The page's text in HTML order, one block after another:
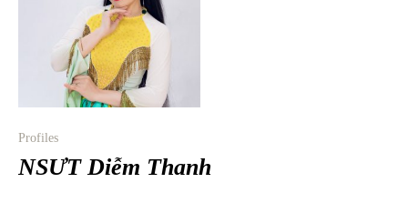
Profiles
NSƯT Diễm Thanh